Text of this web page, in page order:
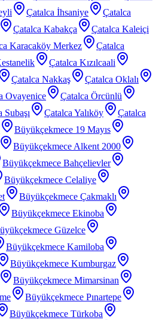
Çatalca İhsaniye
Çatalca
Çatalca Kabakça
Çatalca Kaleiçi
Karacaköy Merkez
Çatalca
Çatalca Kızılcaali
Çatalca Nakkaş
Çatalca Oklalı
Ovayenice
Çatalca Örcünlü
Subaşı Çatalca Yalıköy
Çatalca
Büyükçekmece 19 Mayıs
Büyükçekmece Alkent 2000
Büyükçekmece Bahçelievler
Büyükçekmece Celaliye
Büyükçekmece Çakmaklı
Büyükçekmece Ekinoba
Güzelce
Büyükçekmece Kamiloba
Büyükçekmece Kumburgaz
Büyükçekmece Mimarsinan
Büyükçekmece Pınartepe
Büyükçekmece Türkoba